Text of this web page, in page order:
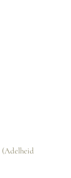
(Adelheid